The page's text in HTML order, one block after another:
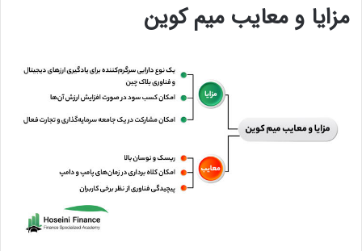
مزایا و معایب میم کوین